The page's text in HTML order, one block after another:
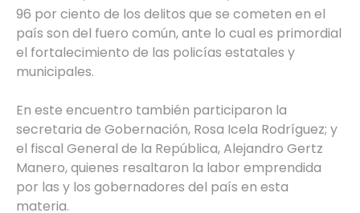
96 por ciento de los delitos que se cometen en el
país son del fuero común, ante lo cual es primordial
el fortalecimiento de las policías estatales y
municipales.
En este encuentro también participaron la
secretaria de Gobernación, Rosa Icela Rodríguez; y
el fiscal General de la República, Alejandro Gertz
Manero, quienes resaltaron la labor emprendida
por las y los gobernadores del país en esta
materia.